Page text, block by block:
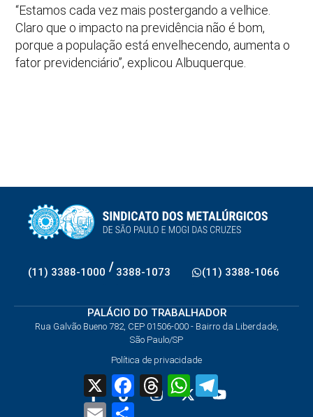
“Estamos cada vez mais postergando a velhice.
Claro que o impacto na previdência não é bom,
porque a população está envelhecendo, aumenta o
fator previdenciário”, explicou Albuquerque.
(11) 3388-1000 / 3388-1073 (11) 3388-1066
PALÁCIO DO TRABALHADOR
Rua Galvão Bueno 782, CEP 01506-000 - Bairro da Liberdade,
São Paulo/SP
Política de privacidade
X FacebookThreadsWhatsApp
Email